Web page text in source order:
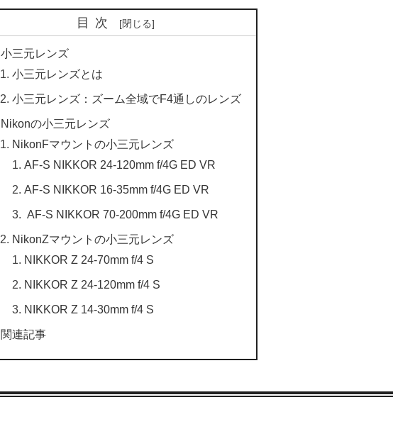
目次
小三元レンズ
小三元レンズとは
小三元レンズ：ズーム全域でF4通しのレンズ
Nikonの小三元レンズ
NikonFマウントの小三元レンズ
AF-S NIKKOR 24-120mm f/4G ED VR
AF-S NIKKOR 16-35mm f/4G ED VR
AF-S NIKKOR 70-200mm f/4G ED VR
NikonZマウントの小三元レンズ
NIKKOR Z 24-70mm f/4 S
NIKKOR Z 24-120mm f/4 S
NIKKOR Z 14-30mm f/4 S
関連記事